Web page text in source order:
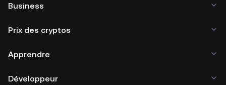
Business
Prix des cryptos
Apprendre
Développeur